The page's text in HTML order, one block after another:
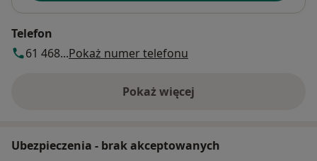
Telefon
61 468...Pokaż numer telefonu
Pokaż więcej
o adresie
Ubezpieczenia - brak akceptowanych